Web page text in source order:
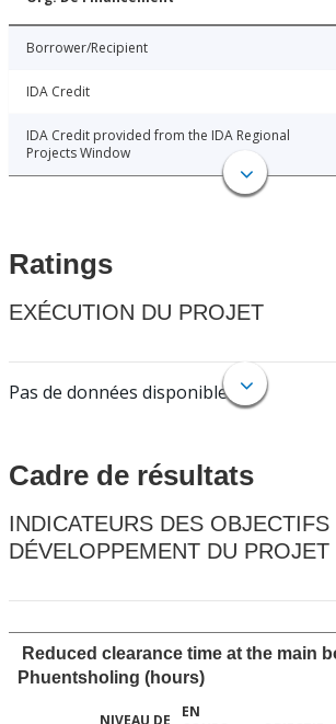
Borrower/Recipient
IDA Credit
IDA Credit provided from the IDA Regional
Projects Window
Ratings
EXÉCUTION DU PROJET
Pas de données disponibles.
Cadre de résultats
INDICATEURS DES OBJECTIFS
DÉVELOPPEMENT DU PROJET
Reduced clearance time at the main
Phuentsholing (hours)